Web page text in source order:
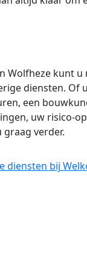
Wolfheze kunt
diensten. Of
een
uw risico-
verder.
diensten bij